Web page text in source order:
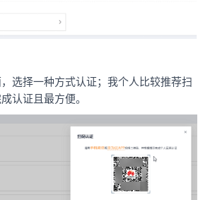
选择一种方式认证；我个人比较推荐扫
认证且最方便。